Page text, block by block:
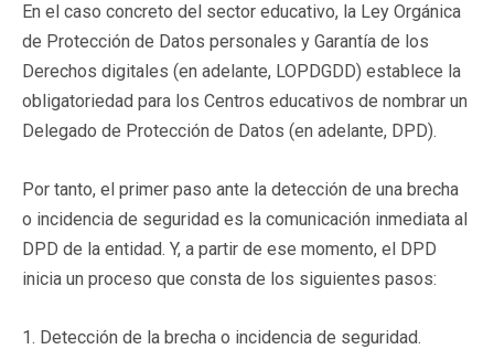
En el caso concreto del sector educativo, la Ley Orgánica
de Protección de Datos personales y Garantía de los
Derechos digitales (en adelante, LOPDGDD) establece la
obligatoriedad para los Centros educativos de nombrar un
Delegado de Protección de Datos (en adelante, DPD).
Por tanto, el primer paso ante la detección de una brecha
o incidencia de seguridad es la comunicación inmediata al
DPD de la entidad. Y, a partir de ese momento, el DPD
inicia un proceso que consta de los siguientes pasos:
1. Detección de la brecha o incidencia de seguridad.